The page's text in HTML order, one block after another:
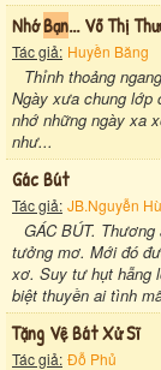
NhớBạn... Võ Thị
Tác giả: Huyền Băng
Thỉnh thoảng
Ngày xưa chung lớp
nhớ những ngày xa
như...
Gác Bút
Tác giả: JB.Nguyễn
GÁC BÚT.
tưởng mơ. Mới đó
xơ. Suy tư hụt hẫng
biệt thuyền ai tình
Tặng Vệ Bát Xử Sĩ
Tác giả: Đỗ Phủ